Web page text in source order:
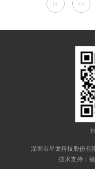
|< <<
深圳市星龙科技股份
技术支持：